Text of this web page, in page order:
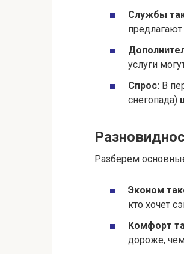
Службы
услуги
Спрос: В
снегопада)
Разберем
Эконом
кто хочет
Комфорт
дороже,